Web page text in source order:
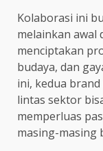
Kolaborasi ini
melainkan awal
menciptakan
budaya, dan
ini, kedua
lintas sektor
memperluas
masing-masing